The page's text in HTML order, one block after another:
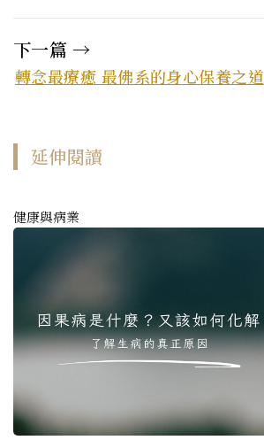
下一篇 →
轉念最療癒 最佛系的身心保養之道
延伸閱讀
健康與病業